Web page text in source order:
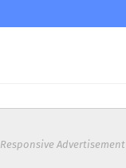
Responsive Advertisement